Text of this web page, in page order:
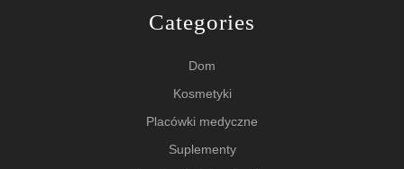
Categories
Dom
Kosmetyki
Placówki medyczne
Suplementy